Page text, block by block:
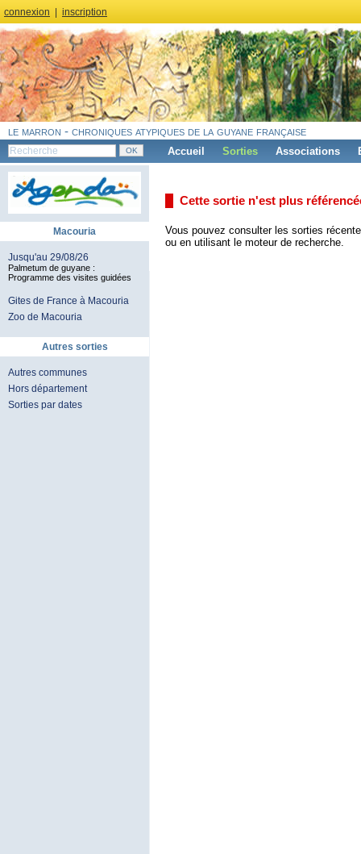
connexion inscription
le marron - chroniques atypiques de la guyane française
Accueil Sorties Associations
Macouria
Jusqu'au 29/08/26
Palmetum de guyane :
Programme des visites guidées
Gites de France à Macouria
Zoo de Macouria
Autres sorties
Autres communes
Hors département
Sorties par dates
Cette sortie n'est plus
Vous pouvez consulter les sorties
ou en utilisant le moteur de recherche.